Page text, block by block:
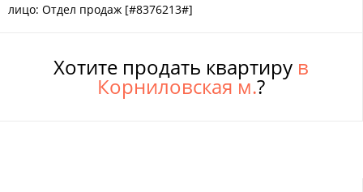
лицо: Отдел продаж [#8376213#]
Хотите продать квартиру в
Корниловская м.?